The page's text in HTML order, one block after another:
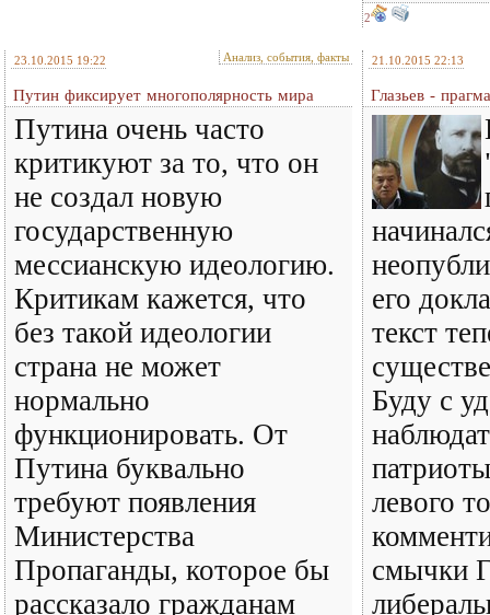
2
23.10.2015 19:22 Анализ, события, факты
Путин фиксирует многополярность мира
Путина очень часто
критикуют за то, что он
не создал новую
государственную
мессианскую идеологию.
Критикам кажется, что
без такой идеологии
страна не может
нормально
функционировать. От
Путина буквально
требуют появления
Министерства
Пропаганды, которое бы
рассказало гражданам
21.10.2015 22:13
Глазьев -
его
текст
Буду с
левого
смычки